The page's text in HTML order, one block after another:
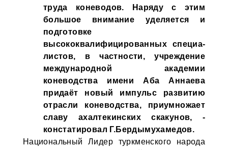
труда коневодов. Наряду с этим
большое внимание уделяется и
подготовке
высококвалифицированных специа­
листов, в частности, учреждение
международной академии
коневодства имени Аба Аннаева
придаёт новый импульс развитию
отрасли коневодства, приумножает
славу ахалтекинских скакунов, -
констатировал Г.Бердымухамедов.
Национальный Лидер туркменского народа